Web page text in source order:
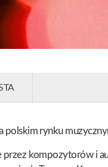
polskim rynku
kompozytorów i